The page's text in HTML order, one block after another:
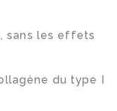
sans les effets
du type I